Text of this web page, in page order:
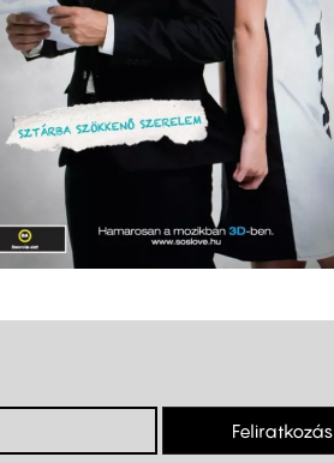
Feliratkozás